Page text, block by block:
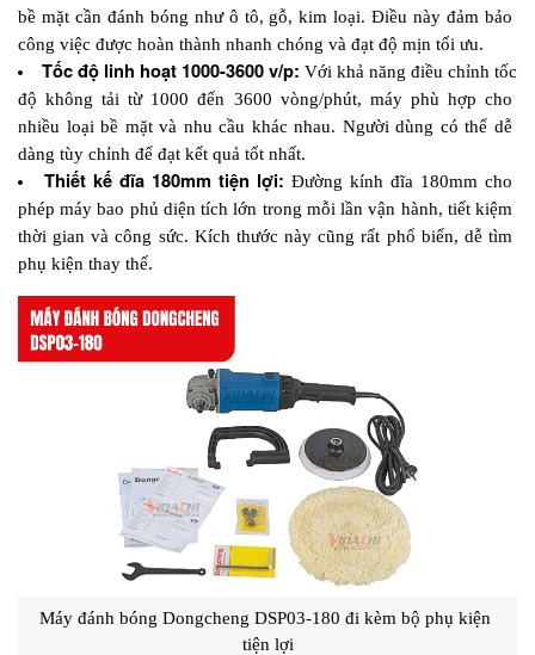
bề mặt cần đánh bóng như ô tô, gỗ, kim loại. Điều này đảm bảo
công việc được hoàn thành nhanh chóng và đạt độ mịn tối ưu.
Tốc độ linh hoạt 1000-3600 v/p: Với khả năng điều chỉnh tốc
độ không tải từ 1000 đến 3600 vòng/phút, máy phù hợp cho
nhiều loại bề mặt và nhu cầu khác nhau. Người dùng có thể dễ
dàng tùy chỉnh để đạt kết quả tốt nhất.
Thiết kế đĩa 180mm tiện lợi: Đường kính đĩa 180mm cho
phép máy bao phủ diện tích lớn trong mỗi lần vận hành, tiết kiệm
thời gian và công sức. Kích thước này cũng rất phổ biến, dễ tìm
phụ kiện thay thế.
Máy đánh bóng Dongcheng DSP03-180 đi kèm bộ phụ kiện
tiện lợi